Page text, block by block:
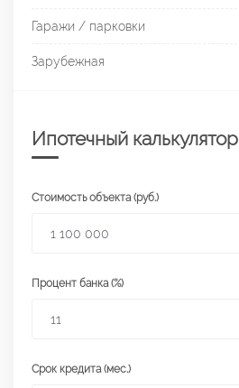
Гаражи / парковки
Зарубежная
Ипотечный калькулятор
Стоимость объекта (руб.)
Процент банка (%)
Срок кредита (мес.)